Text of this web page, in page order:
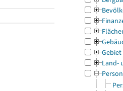
Gebiet
Land-